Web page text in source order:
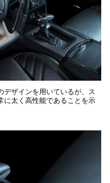
ザインを用いているが、ス
に太く高性能であることを示